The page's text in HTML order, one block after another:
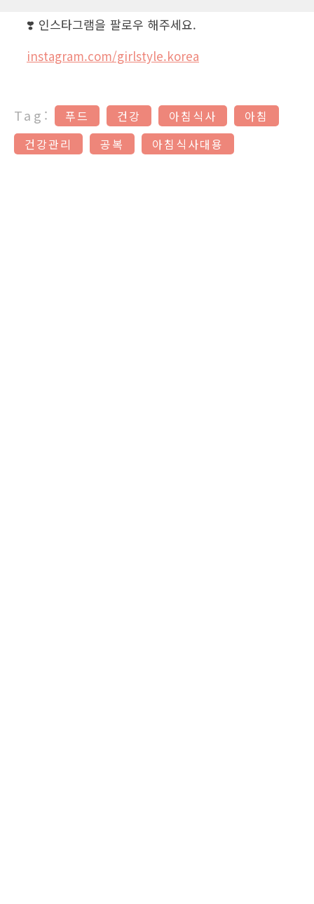
❣️ 인스타그램을 팔로우 해주세요.
instagram.com/girlstyle.korea
Tag: 푸드 건강 아침식사
아침
건강관리
공복 아침식사대용